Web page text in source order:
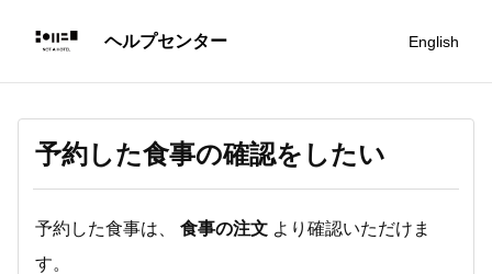
English
予約した食事の確認をしたい
予約した食事は、 食事の注文 より確認いただけま
す。